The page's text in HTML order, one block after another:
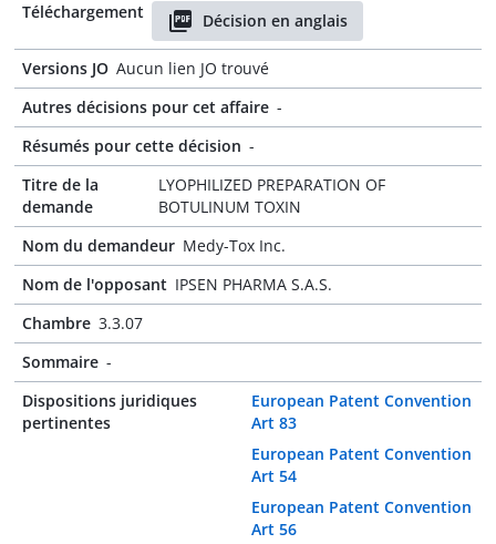
Téléchargement
Décision en anglais
Versions JO Aucun lien JO trouvé
Autres décisions pour cet affaire -
Résumés pour cette décision -
Titre de la
demande
LYOPHILIZED PREPARATION OF
BOTULINUM TOXIN
Nom du demandeur Medy-Tox Inc.
Nom de l'opposant IPSEN PHARMA S.A.S.
Chambre 3.3.07
Sommaire -
Dispositions juridiques
pertinentes
European Patent Convention
Art 83
European Patent Convention
Art 54
European Patent Convention
Art 56